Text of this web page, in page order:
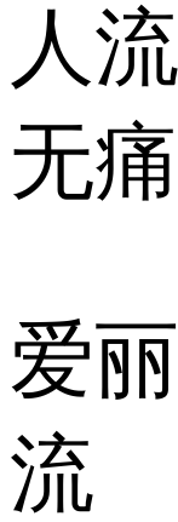
人流
无
爱
流